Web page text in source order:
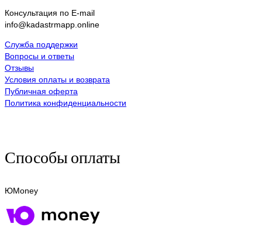
Консультация по E-mail
info@kadastrmapp.online
Служба поддержки
Вопросы и ответы
Отзывы
Условия оплаты и возврата
Публичная оферта
Политика конфиденциальности
Способы оплаты
ЮMoney